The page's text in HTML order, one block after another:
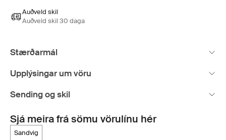
Auðveld skil
Auðveld skil 30 daga
Stærðarmál
Upplýsingar um vöru
Sending og skil
Sjá meira frá sömu vörulínu hér
sandvig